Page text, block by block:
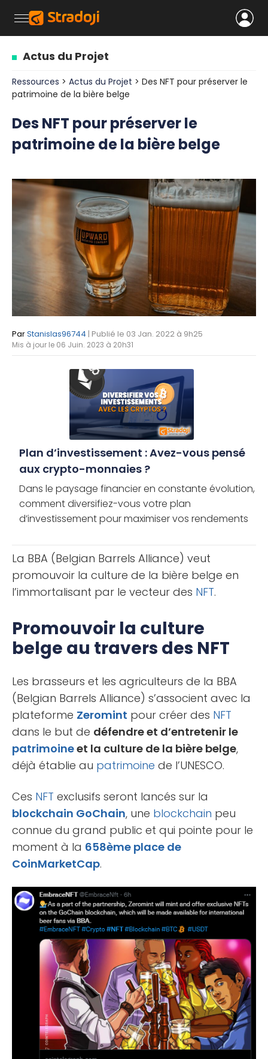
Actus du Projet
Ressources > Actus du Projet > Des NFT pour préserver le
patrimoine de la bière belge
Des NFT pour préserver le
patrimoine de la bière belge
ParStanislas96744 | Publié le 03 Jan. 2022 à 9h25
Mis à jour le 06 Juin. 2023 à 20h31
Plan d’investissement : Avez-vous pensé
aux crypto-monnaies ?
Dans le paysage financier en constante évolution,
comment diversifiez-vous votre plan
d’investissement pour maximiser vos rendements
monnaies, autrefois considérées [...]
La BBA (Belgian Barrels Alliance) veut
promouvoir la culture de la bière belge en
l’immortalisant par le vecteur des NFT.
Promouvoir la culture
belge au travers des NFT
Les brasseurs et les agriculteurs de la BBA
(Belgian Barrels Alliance) s’associent avec la
plateforme Zeromint pour créer des NFT
dans le but de défendre et d’entretenir le
patrimoineet la culture de la bière belge,
déjà établie au patrimoine de l’UNESCO.
Ces NFT exclusifs seront lancés sur la
blockchain GoChain, une blockchain peu
connue du grand public et qui pointe pour le
moment à la 658ème place de
CoinMarketCap.